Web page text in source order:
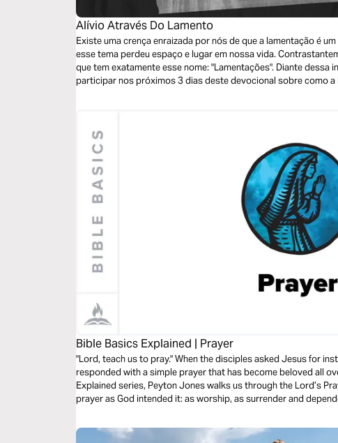
Alívio Através Do Lamento
Existe uma crença enraizada por nós de que a lamentação é
esse tema perdeu espaço e lugar em nossa vida.
que tem exatamente esse nome: "Lamentações". Diante dessa
participar nos próximos 3 dias deste devocional sobre como a
Bible Basics Explained | Prayer
"Lord, teach us to pray." When the disciples asked Jesus for
responded with a simple prayer that has become beloved all
Explained series, Peyton Jones walks us through the Lord’s
prayer as God intended it: as worship, as surrender and